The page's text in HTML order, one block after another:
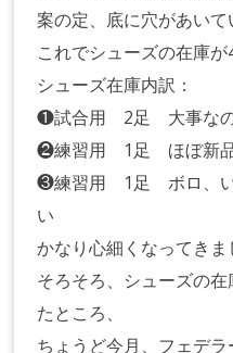
案の定、底に穴があいて
これでシューズの在庫が
シューズ在庫内訳：
❶試合用 2足 大事なの
❷練習用 1足 ほぼ新
❸練習用 1足 ボロ、い
い
かなり心細くなってきま
そろそろ、シューズの
たところ、
ちょうど今月、フェデ